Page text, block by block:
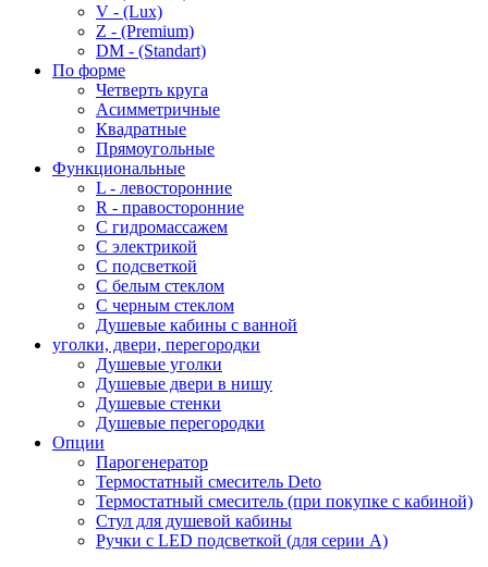
V - (Lux)
Z - (Premium)
DM - (Standart)
По форме
Четверть круга
Асимметричные
Квадратные
Прямоугольные
Функциональные
L - левосторонние
R - правосторонние
С гидромассажем
С электрикой
С подсветкой
С белым стеклом
С черным стеклом
Душевые кабины с ванной
уголки, двери, перегородки
Душевые уголки
Душевые двери в нишу
Душевые стенки
Душевые перегородки
Опции
Парогенератор
Термостатный смеситель Deto
Термостатный смеситель (при покупке с кабиной)
Стул для душевой кабины
Ручки с LED подсветкой (для серии A)